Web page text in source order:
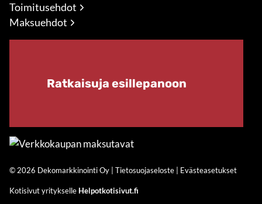
Toimitusehdot
Maksuehdot
Ratkaisuja esillepanoon
© 2026 Dekomarkkinointi Oy | Tietosuojaseloste Evästeasetukset
Kotisivut yritykselle Helpotkotisivut.fi